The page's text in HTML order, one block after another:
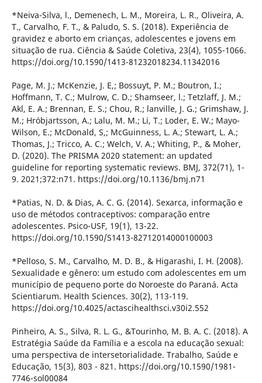
*Neiva-Silva, l., Demenech, L. M., Moreira, L. R., Oliveira, A.
T., Carvalho, F. T., & Paludo, S. S. (2018). Experiência de
gravidez e aborto em crianças, adolescentes e jovens em
situação de rua. Ciência & Saúde Coletiva, 23(4), 1055-1066.
https://doi.org/10.1590/1413-81232018234.11342016
Page, M. J.; McKenzie, J. E,; Bossuyt, P. M.; Boutron, I.;
Hoffmann, T. C.; Mulrow, C. D.; Shamseer, l.; Tetzlaff, J. M.;
Akl, E. A.; Brennan, E. S.; Chou, R.; lanville, J. G.; Grimshaw, J.
M.; Hróbjartsson, A.; Lalu, M. M.; Li, T.; Loder, E. W.; Mayo-
Wilson, E.; McDonald, S,; McGuinness, L. A.; Stewart, L. A.;
Thomas, J.; Tricco, A. C.; Welch, V. A.; Whiting, P., & Moher,
D. (2020). The PRISMA 2020 statement: an updated
guideline for reporting systematic reviews. BMJ, 372(71), 1-
9. 2021;372:n71. https://doi.org/10.1136/bmj.n71
*Patias, N. D. & Dias, A. C. G. (2014). Sexarca, informação e
uso de métodos contraceptivos: comparação entre
adolescentes. Psico-USF, 19(1), 13-22.
https://doi.org/10.1590/S1413-82712014000100003
*Pelloso, S. M., Carvalho, M. D. B., & Higarashi, I. H. (2008).
Sexualidade e gênero: um estudo com adolescentes em um
município de pequeno porte do Noroeste do Paraná. Acta
Scientiarum. Health Sciences. 30(2), 113-119.
https://doi.org/10.4025/actascihealthsci.v30i2.552
Pinheiro, A. S., Silva, R. L. G., &Tourinho, M. B. A. C. (2018). A
Estratégia Saúde da Família e a escola na educação sexual:
uma perspectiva de intersetorialidade. Trabalho, Saúde e
Educação, 15(3), 803 - 821. https://doi.org/10.1590/1981-
7746-sol00084